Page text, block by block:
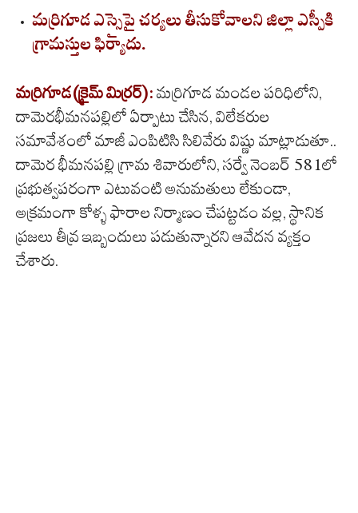
మర్రిగూడ ఎస్సైపై చర్యలు తీసుకోవాలని జిల్లా ఎస్పీకి
గ్రామస్తుల ఫిర్యాదు.
మర్రిగూడ(క్రైమ్ మిర్రర్): మర్రిగూడ మండల పరిధిలోని,
దామెరభీమనపల్లిలో ఏర్పాటు చేసిన, విలేకరుల
సమావేశంలో మాజీ ఎంపిటిసి సిలివేరు విష్ణు మాట్లాడుతూ..
దామెర భీమనపల్లి గ్రామ శివారులోని, సర్వే నెంబర్ 581లో
ప్రభుత్వపరంగా ఎటువంటి అనుమతులు లేకుండా,
అక్రమంగా కోళ్ళ ఫారాల నిర్మాణం చేపట్టడం వల్ల, స్థానిక
ప్రజలు తీవ్ర ఇబ్బందులు పడుతున్నారని ఆవేదన వ్యక్తం
చేశారు.